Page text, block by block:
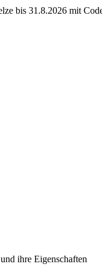
bis 31.8.2026 mit
ihre Eigenschaften